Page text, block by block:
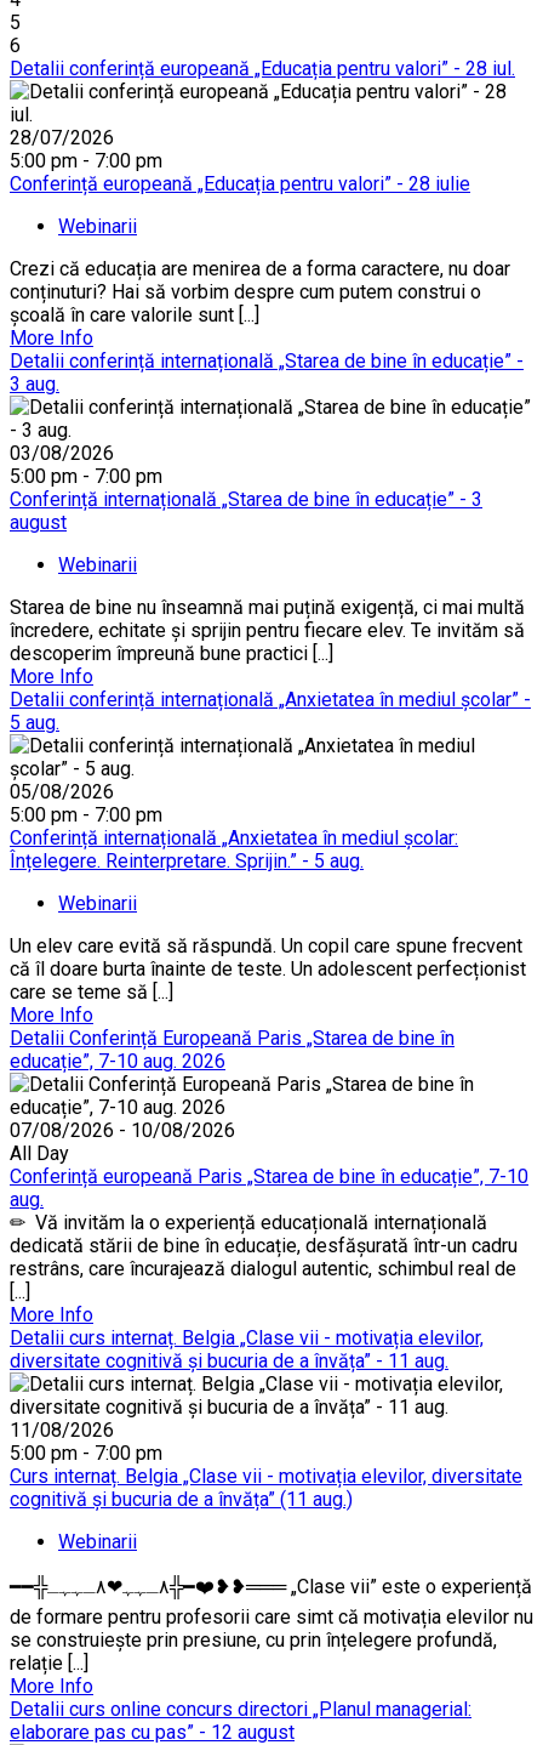
5
6
Detalii conferință europeană „Educația pentru valori” - 28 iul.
28/07/2026
5:00 pm - 7:00 pm
Conferință europeană „Educația pentru valori” - 28 iulie
Webinarii
Crezi că educația are menirea de a forma caractere, nu doar
conținuturi? Hai să vorbim despre cum putem construi o
școală în care valorile sunt [...]
More Info
Detalii conferință internațională „Starea de bine în educație” -
3 aug.
03/08/2026
5:00 pm - 7:00 pm
Conferință internațională „Starea de bine în educație” - 3
august
Webinarii
Starea de bine nu înseamnă mai puțină exigență, ci mai multă
încredere, echitate și sprijin pentru fiecare elev. Te invităm să
descoperim împreună bune practici [...]
More Info
Detalii conferință internațională „Anxietatea în mediul școlar” -
5 aug.
05/08/2026
5:00 pm - 7:00 pm
Conferință internațională „Anxietatea în mediul școlar:
Înțelegere. Reinterpretare. Sprijin.” - 5 aug.
Webinarii
Un elev care evită să răspundă. Un copil care spune frecvent
că îl doare burta înainte de teste. Un adolescent perfecționist
care se teme să [...]
More Info
Detalii Conferință Europeană Paris „Starea de bine în
educație”, 7-10 aug. 2026
07/08/2026 - 10/08/2026
All Day
Conferință europeană Paris „Starea de bine în educație”, 7-10
aug.
✏ Vă invităm la o experiență educațională internațională
dedicată stării de bine în educație, desfășurată într-un cadru
restrâns, care încurajează dialogul autentic, schimbul real de
[...]
More Info
Detalii curs internaț. Belgia „Clase vii - motivația elevilor,
diversitate cognitivă și bucuria de a învăța” - 11 aug.
11/08/2026
5:00 pm - 7:00 pm
Curs internaț. Belgia „Clase vii - motivația elevilor, diversitate
cognitivă și bucuria de a învăța” (11 aug.)
Webinarii
━━╬٨ـﮩﮩ❤٨ـﮩﮩـ╬━❤️❥❥═══ „Clase vii” este o experiență
de formare pentru profesorii care simt că motivația elevilor nu
se construiește prin presiune, cu prin înțelegere profundă,
relație [...]
More Info
Detalii curs online concurs directori „Planul managerial:
elaborare pas cu pas” - 12 august